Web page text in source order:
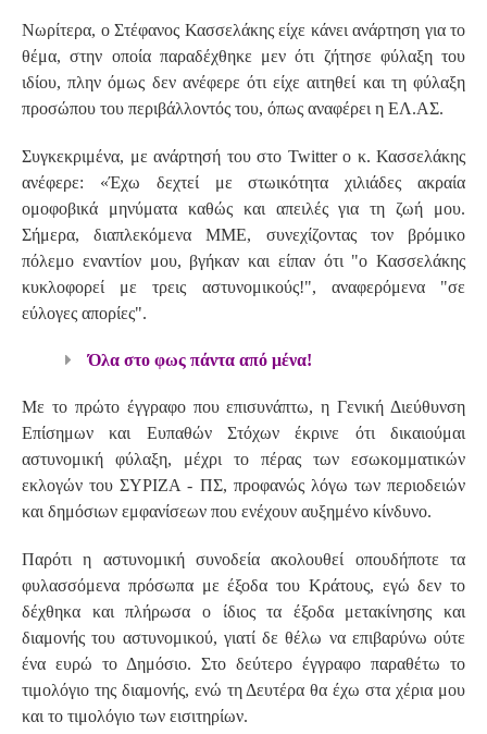
Νωρίτερα, ο Στέφανος Κασσελάκης είχε κάνει ανάρτηση για το
θέμα, στην οποία παραδέχθηκε μεν ότι ζήτησε φύλαξη του
ιδίου, πλην όμως δεν ανέφερε ότι είχε αιτηθεί και τη φύλαξη
προσώπου του περιβάλλοντός του, όπως αναφέρει η ΕΛ.ΑΣ.
Συγκεκριμένα, με ανάρτησή του στο Twitter ο κ. Κασσελάκης
ανέφερε: «Έχω δεχτεί με στωικότητα χιλιάδες ακραία
ομοφοβικά μηνύματα καθώς και απειλές για τη ζωή μου.
Σήμερα, διαπλεκόμενα ΜΜΕ, συνεχίζοντας τον βρόμικο
πόλεμο εναντίον μου, βγήκαν και είπαν ότι "ο Κασσελάκης
κυκλοφορεί με τρεις αστυνομικούς!", αναφερόμενα "σε
εύλογες απορίες".
Όλα στο φως πάντα από μένα!
Με το πρώτο έγγραφο που επισυνάπτω, η Γενική Διεύθυνση
Επίσημων και Ευπαθών Στόχων έκρινε ότι δικαιούμαι
αστυνομική φύλαξη, μέχρι το πέρας των εσωκομματικών
εκλογών του ΣΥΡΙΖΑ - ΠΣ, προφανώς λόγω των περιοδειών
και δημόσιων εμφανίσεων που ενέχουν αυξημένο κίνδυνο.
Παρότι η αστυνομική συνοδεία ακολουθεί οπουδήποτε τα
φυλασσόμενα πρόσωπα με έξοδα του Κράτους, εγώ δεν το
δέχθηκα και πλήρωσα ο ίδιος τα έξοδα μετακίνησης και
διαμονής του αστυνομικού, γιατί δε θέλω να επιβαρύνω ούτε
ένα ευρώ το Δημόσιο. Στο δεύτερο έγγραφο παραθέτω το
τιμολόγιο της διαμονής, ενώ τη Δευτέρα θα έχω στα χέρια μου
και το τιμολόγιο των εισιτηρίων.